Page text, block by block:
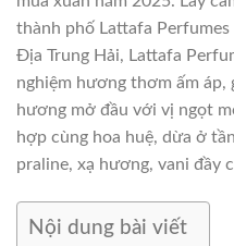
thành phố Lattafa
Địa Trung Hải, Lattafa
nghiệm hương thơm ấm áp,
hương mở đầu với vị ngọt
hợp cùng hoa huệ, dừa ở
praline, xạ hương, vani đầy
Nội dung bài viết